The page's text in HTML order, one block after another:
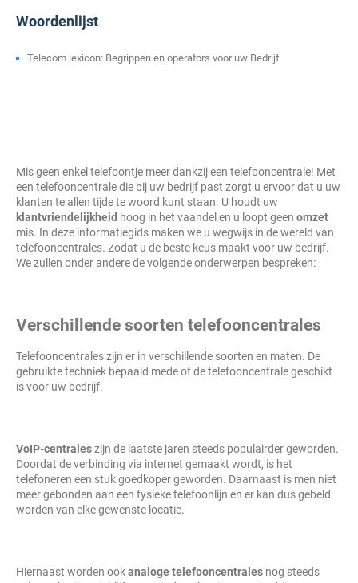
Woordenlijst
Telecom lexicon: Begrippen en operators voor uw Bedrijf
Mis geen enkel telefoontje meer dankzij een telefooncentrale! Met
een telefooncentrale die bij uw bedrijf past zorgt u ervoor dat u uw
klanten te allen tijde te woord kunt staan. U houdt uw
klantvriendelijkheid hoog in het vaandel en u loopt geen omzet
mis. In deze informatiegids maken we u wegwijs in de wereld van
telefooncentrales. Zodat u de beste keus maakt voor uw bedrijf.
We zullen onder andere de volgende onderwerpen bespreken:
Verschillende soorten telefooncentrales
Telefooncentrales zijn er in verschillende soorten en maten. De
gebruikte techniek bepaald mede of de telefooncentrale geschikt
is voor uw bedrijf.
VoIP-centraleszijn de laatste jaren steeds populairder geworden.
Doordat de verbinding via internet gemaakt wordt, is het
telefoneren een stuk goedkoper geworden. Daarnaast is men niet
meer gebonden aan een fysieke telefoonlijn en er kan dus gebeld
worden van elke gewenste locatie.
Hiernaast worden ookanaloge telefooncentrales nog steeds